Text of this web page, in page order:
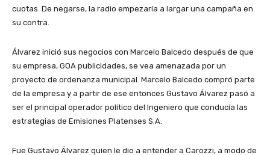
cuotas. De negarse, la radio empezaría a largar una campaña en
su contra.
Álvarez inició sus negocios con Marcelo Balcedo después de que
su empresa, GOA publicidades, se vea amenazada por un
proyecto de ordenanza municipal. Marcelo Balcedo compró parte
de la empresa y a partir de ese entonces Gustavo Álvarez pasó a
ser el principal operador político del Ingeniero que conducía las
estrategias de Emisiones Platenses S.A.
Fue Gustavo Álvarez quien le dio a entender a Carozzi, a modo de